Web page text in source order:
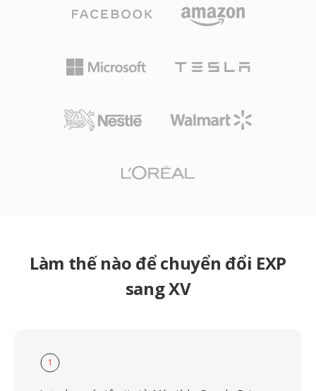
Làm thế nào để chuyển đổi EXP
sang XV
1